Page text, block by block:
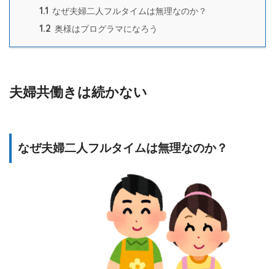
1.1 なぜ夫婦二人フルタイムは無理なのか？
1.2 奥様はプログラマになろう
夫婦共働きは続かない
なぜ夫婦二人フルタイムは無理なのか？